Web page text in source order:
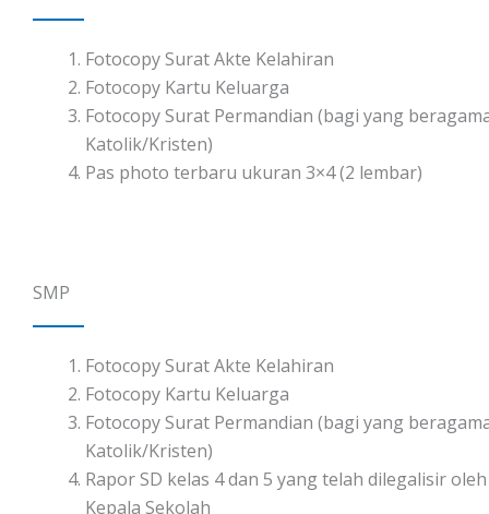
Fotocopy Surat Akte Kelahiran
Fotocopy Kartu Keluarga
Fotocopy Surat Permandian (bagi yang
Katolik/Kristen)
Pas photo terbaru ukuran 3×4 (2 lembar)
SMP
Fotocopy Surat Akte Kelahiran
Fotocopy Kartu Keluarga
Fotocopy Surat Permandian (bagi yang
Katolik/Kristen)
Rapor SD kelas 4 dan 5 yang telah dilegalisir oleh
Kepala Sekolah